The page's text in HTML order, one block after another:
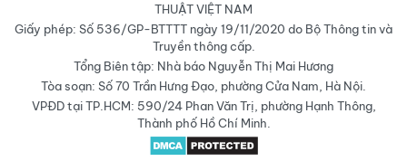
THUẬT VIỆT NAM
Giấy phép: Số 536/GP-BTTTT ngày 19/11/2020 do Bộ Thông tin và
Truyền thông cấp.
Tổng Biên tập: Nhà báo Nguyễn Thị Mai Hương
Tòa soạn: Số 70 Trần Hưng Đạo, phường Cửa Nam, Hà Nội.
VPĐD tại TP.HCM: 590/24 Phan Văn Trị, phường Hạnh Thông,
Thành phố Hồ Chí Minh.